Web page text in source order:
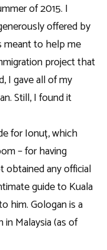
of 2015. I
offered by
meant to help me
project that
I gave all of my
Still, I found it
for Ionuț, which
– for having
obtained any official
guide to Kuala
him. Gologan is a
in Malaysia (as of